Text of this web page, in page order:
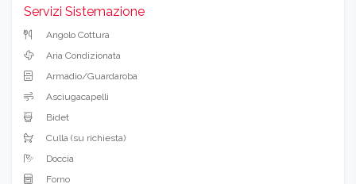
Servizi Sistemazione
Angolo Cottura
Aria Condizionata
Armadio/Guardaroba
Asciugacapelli
Bidet
Culla (su richiesta)
Doccia
Forno